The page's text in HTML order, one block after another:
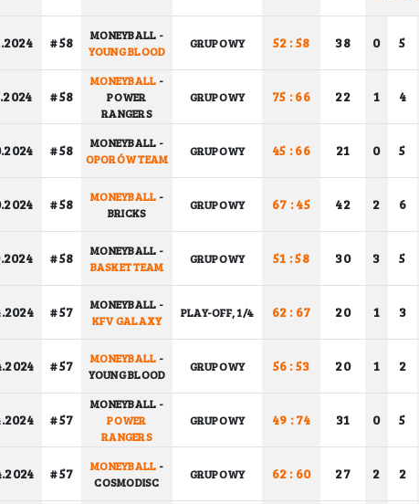
# 58 MONEYBALL -
YOUNG BLOOD
GRUPOWY 52 : 58 38 0 5
# 58
MONEYBALL -
POWER
RANGERS
GRUPOWY 75 : 66 22 1 4
# 58 MONEYBALL -
OPORÓW TEAM
GRUPOWY 45 : 66 21 0 5
# 58 MONEYBALL -
BRICKS
GRUPOWY 67 : 45 42 2 6
# 58 MONEYBALL -
BASKET TEAM
GRUPOWY 51 : 58 30 3 5
# 57 MONEYBALL -
KFV GALAXY
PLAY-OFF, 1/4 62 : 67 20 1 3
# 57 MONEYBALL -
YOUNG BLOOD
GRUPOWY 56 : 53 20 1 2
# 57
MONEYBALL -
POWER
RANGERS
GRUPOWY 49 : 74 31 0 5
# 57 MONEYBALL -
COSMODISC
GRUPOWY 62 : 60 27 2 2